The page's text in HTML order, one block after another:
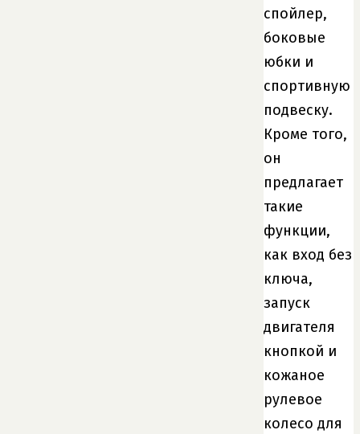
спойлер,
боковые
юбки и
спортивную
подвеску.
Кроме того,
он
предлагает
такие
функции,
как вход без
ключа,
запуск
двигателя
кнопкой и
кожаное
рулевое
колесо для